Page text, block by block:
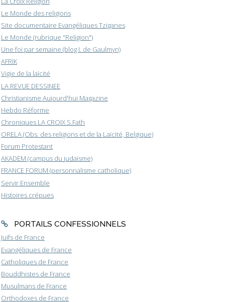
Le Monde des religions
Site documentaire Evangéliques Tziganes
Le Monde (rubrique "Religion")
Une foi par semaine (blog I. de Gaulmyn)
AFRIK
Vigie de la laïcité
LA REVUE DESSINEE
Christianisme Aujourd'hui Magazine
Hebdo Réforme
Chroniques LA CROIX S.Fath
ORELA (Obs. des religions et de la Laïcité, Belgique)
Forum Protestant
AKADEM (campus du judaïsme)
FRANCE FORUM (personnalisme catholique)
Servir Ensemble
Histoires crépues
PORTAILS CONFESSIONNELS
Juifs de France
Evangéliques de France
Catholiques de France
Bouddhistes de France
Musulmans de France
Orthodoxes de France